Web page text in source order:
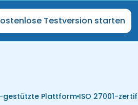
Testversion starten
gestützte Plattform ISO 27001-